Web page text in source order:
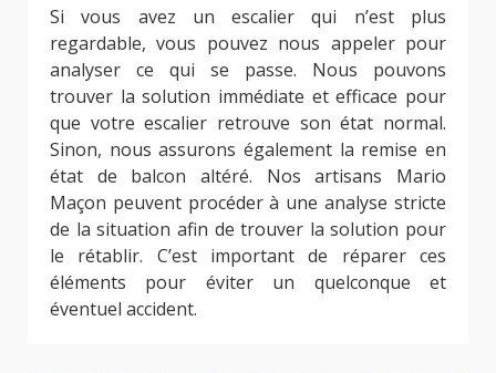
Si vous avez un escalier qui n’est plus
regardable, vous pouvez nous appeler pour
analyser ce qui se passe. Nous pouvons
trouver la solution immédiate et efficace pour
que votre escalier retrouve son état normal.
Sinon, nous assurons également la remise en
état de balcon altéré. Nos artisans Mario
Maçon peuvent procéder à une analyse stricte
de la situation afin de trouver la solution pour
le rétablir. C’est important de réparer ces
éléments pour éviter un quelconque et
éventuel accident.